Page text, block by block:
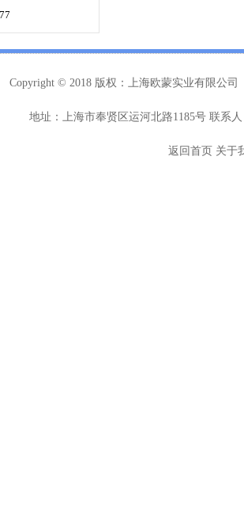
Copyright © 2018 版权：上海欧蒙实业有限公司
地址：上海市奉贤区运河北路1185号 联系
返回首页 关于